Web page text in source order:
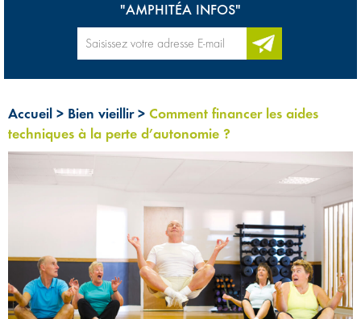
"AMPHITÉA INFOS"
Accueil > Bien vieillir> Comment financer les aides
techniques à la perte d’autonomie ?